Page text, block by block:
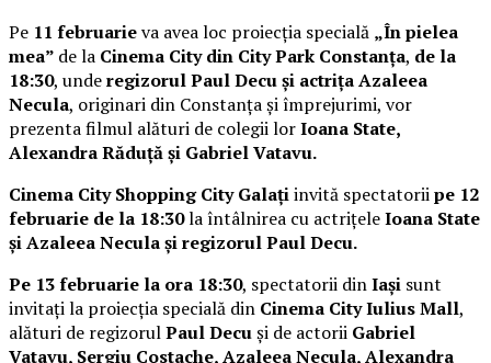
Pe 11 februarieva avea loc proiecția specială „În pielea
mea” de la Cinema City din City Park Constanța, de la
18:30, underegizorul Paul Decu și actrița Azaleea
Necula, originari din Constanța și împrejurimi, vor
prezenta filmul alături de colegii lorIoana State,
Alexandra Răduță și Gabriel Vatavu.
Cinema City Shopping City Galațiinvită spectatoriipe 12
februarie de la 18:30la întâlnirea cu actrițeleIoana State
și Azaleea Necula și regizorul Paul Decu.
Pe 13 februarie la ora 18:30, spectatorii dinIași sunt
invitați la proiecția specială din Cinema City Iulius Mall,
alături de regizorulPaul Decuși de actorii Gabriel
Vatavu, Sergiu Costache, Azaleea Necula, Alexandra